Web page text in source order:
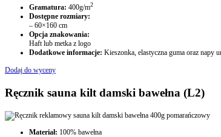
Gramatura: 400g/m2
Dostępne rozmiary:
– 60×160 cm
Opcja znakowania:
Haft lub metka z logo
Dodatkowe informacje: Kieszonka, elastyczna guma oraz napy
Dodaj do wyceny
Ręcznik sauna kilt damski bawełna (L2)
Materiał: 100% bawełna